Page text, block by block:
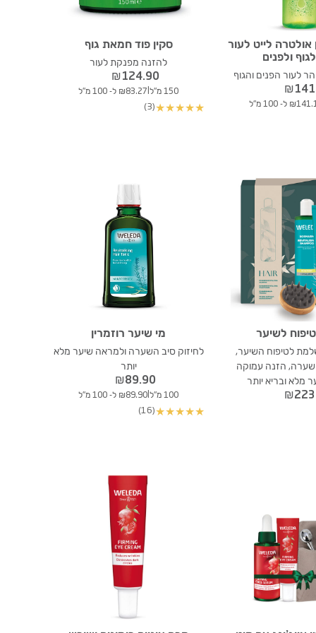
אולטרה לייט לעור
ולפנים
לעור הפנים והגוף
₪
ל- 100 מ"ל
סקין פוד חמאת גוף
להזנה מפנקת לעור
₪124.90
150 מ"ל | ₪83.27 ל- 100 מ"ל
★
★
★
★
★
(3)
לשיער
לטיפוח השיער,
הזנה עמוקה
מלא ובריא יותר
₪
מי שיער רוזמרין
לחיזוק סיב השערה ולמראה שיער מלא
יותר
₪89.90
100 מ"ל | ₪89.90 ל- 100 מ"ל
★
★
★
★
★
(16)